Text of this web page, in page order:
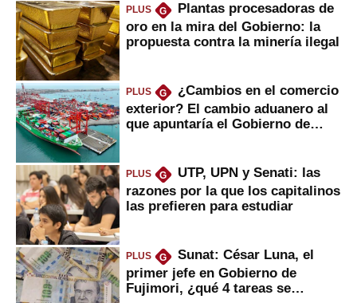
PLUS G
Plantas procesadoras de
oro en la mira del Gobierno: la
propuesta contra la minería ilegal
PLUS G
¿Cambios en el comercio
exterior? El cambio aduanero al
que apuntaría el Gobierno de
PLUS G
UTP, UPN y Senati: las
razones por la que los capitalinos
las prefieren para estudiar
PLUS G
Sunat: César Luna, el
primer jefe en Gobierno de
Fujimori, ¿qué 4 tareas se